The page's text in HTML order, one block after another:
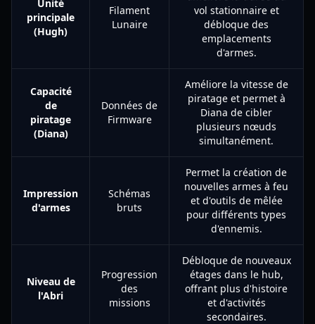
Unité
principale
(Hugh)
Filament
Lunaire
vol stationnaire et
débloque des
emplacements
d'armes.
Capacité
de
piratage
(Diana)
Données de
Firmware
Améliore la vitesse de
piratage et permet à
Diana de cibler
plusieurs nœuds
simultanément.
Impression
d'armes
Schémas
bruts
Permet la création de
nouvelles armes à feu
et d'outils de mêlée
pour différents types
d'ennemis.
Niveau de
l'Abri
Progression
des
missions
Débloque de nouveaux
étages dans le hub,
offrant plus d'histoire
et d'activités
secondaires.